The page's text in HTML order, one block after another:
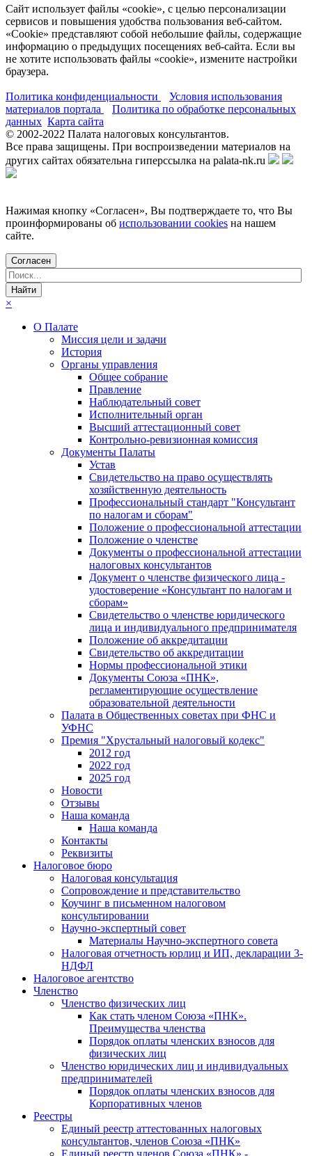
Сайт использует файлы «cookie», с целью персонализации
сервисов и повышения удобства пользования веб-сайтом.
«Cookie» представляют собой небольшие файлы, содержащие
информацию о предыдущих посещениях веб-сайта. Если вы
не хотите использовать файлы «cookie», измените настройки
браузера.
Политика конфиденциальности
Условия использования
материалов портала
Политика по обработке персональных
данных Карта сайта
© 2002-2022 Палата налоговых консультантов.
Все права защищены. При воспроизведении материалов на
других сайтах обязательна гиперссылка на palata-nk.ru
Нажимая кнопку «Согласен», Вы подтверждаете то, что Вы
проинформированы об использовании cookies на нашем
сайте.
Согласен
×
О Палате
Миссия цели и задачи
История
Органы управления
Общее собрание
Правление
Наблюдательный совет
Исполнительный орган
Высший аттестационный совет
Контрольно-ревизионная комиссия
Документы Палаты
Устав
Свидетельство на право осуществлять
хозяйственную деятельность
Профессиональный стандарт "Консультант
по налогам и сборам"
Положение о профессиональной аттестации
Положение о членстве
Документы о профессиональной аттестации
налоговых консультантов
Документ о членстве физического лица -
удостоверение «Консультант по налогам и
сборам»
Свидетельство о членстве юридического
лица и индивидуального предпринимателя
Положение об аккредитации
Свидетельство об аккредитации
Нормы профессиональной этики
Документы Союза «ПНК»,
регламентирующие осуществление
образовательной деятельности
Палата в Общественных советах при ФНС и
УФНС
Премия "Хрустальный налоговый кодекс"
2012 год
2022 год
2025 год
Новости
Отзывы
Наша команда
Наша команда
Контакты
Реквизиты
Налоговое бюро
Налоговая консультация
Cопровождение и представительство
Коучинг в письменном налоговом
консультировании
Научно-экспертный совет
Материалы Научно-экспертного совета
Налоговая отчетность юрлиц и ИП, декларации 3-
НДФЛ
Налоговое агентство
Членство
Членство физических лиц
Как стать членом Союза «ПНК».
Преимущества членства
Порядок оплаты членских взносов для
физических лиц
Членство юридических лиц и индивидуальных
предпринимателей
Порядок оплаты членских взносов для
Корпоративных членов
Реестры
Единый реестр аттестованных налоговых
консультантов, членов Союза «ПНК»
Единый реестр членов Союза «ПНК» -